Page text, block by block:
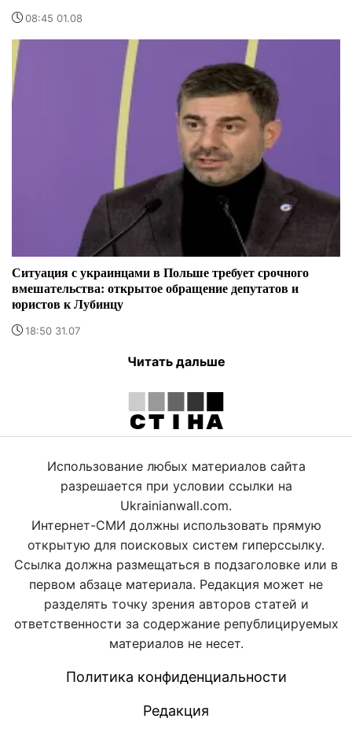
08:45 01.08
Ситуация с украинцами в Польше требует срочного
вмешательства: открытое обращение депутатов и
юристов к Лубинцу
18:50 31.07
Читать дальше
Использование любых материалов сайта
разрешается при условии ссылки на
Ukrainianwall.com.
Интернет-СМИ должны использовать прямую
открытую для поисковых систем гиперссылку.
Ссылка должна размещаться в подзаголовке или в
первом абзаце материала. Редакция может не
разделять точку зрения авторов статей и
ответственности за содержание републицируемых
материалов не несет.
Политика конфиденциальности
Редакция